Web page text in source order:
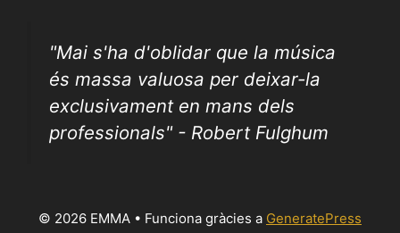
"Mai s'ha d'oblidar que la música
és massa valuosa per deixar-la
exclusivament en mans dels
professionals" - Robert Fulghum
© 2026 EMMA • Funciona gràcies a GeneratePress